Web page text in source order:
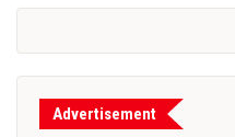
Advertisement